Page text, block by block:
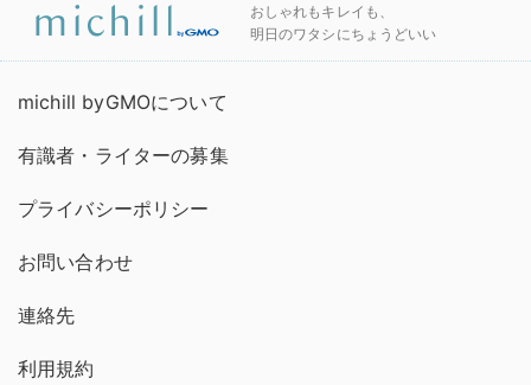
おしゃれもキレイも、
明日のワタシにちょうどいい
michill byGMOについて
有識者・ライターの募集
プライバシーポリシー
お問い合わせ
連絡先
利用規約